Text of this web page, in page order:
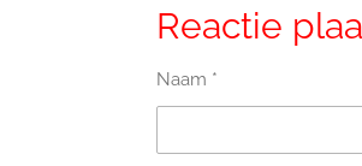
Reactie
Naam *